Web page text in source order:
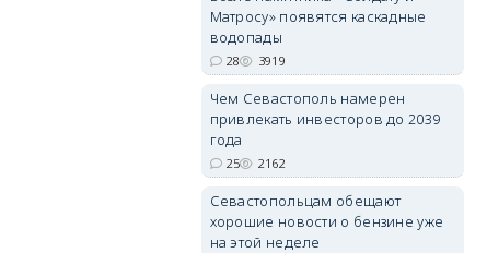
Матросу» появятся каскадные
водопады
28 3919
Чем Севастополь намерен
привлекать инвесторов до 2039
года
25 2162
Севастопольцам обещают
хорошие новости о бензине уже
на этой неделе